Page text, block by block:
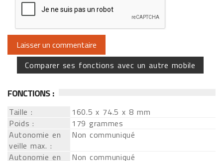
Comparer ses fonctions avec un autre mobile
FONCTIONS :
Taille :
160.5 x 74.5 x 8 mm
Poids :
179 grammes
Autonomie en
veille max. :
Non communiqué
Autonomie en
Non communiqué